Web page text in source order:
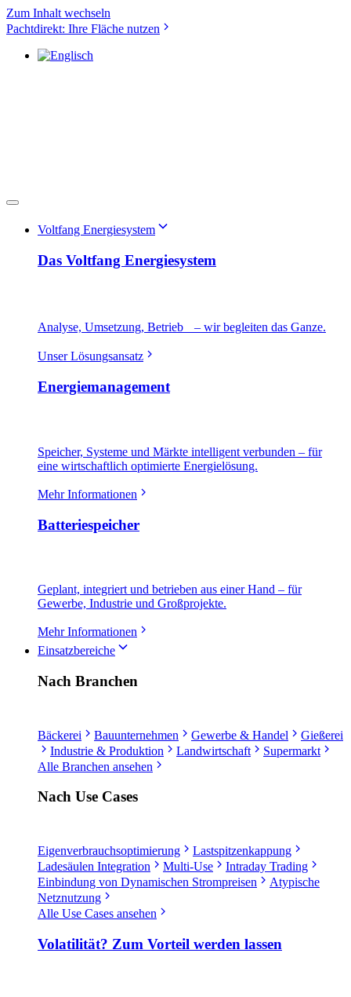
Zum Inhalt wechseln
Pachtdirekt: Ihre Fläche nutzen
Voltfang Energiesystem
Das Voltfang Energiesystem
Analyse, Umsetzung, Betrieb – wir begleiten das Ganze.
Unser Lösungsansatz
Energiemanagement
Speicher, Systeme und Märkte intelligent verbunden – für
eine wirtschaftlich optimierte Energielösung.
Mehr Informationen
Batteriespeicher
Geplant, integriert und betrieben aus einer Hand – für
Gewerbe, Industrie und Großprojekte.
Mehr Informationen
Einsatzbereiche
Nach Branchen
Bäckerei Bauunternehmen Gewerbe & Handel
Gießerei
Industrie & Produktion
Landwirtschaft
Supermarkt
Alle Branchen ansehen
Nach Use Cases
Eigenverbrauchsoptimierung
Lastspitzenkappung
Ladesäulen Integration
Multi-Use
Intraday Trading
Einbindung von Dynamischen Strompreisen
Atypische
Netznutzung
Alle Use Cases ansehen
Volatilität? Zum Vorteil werden lassen